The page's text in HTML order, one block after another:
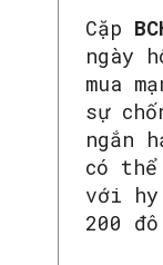
Cặp
ngày
mua
sự
ngắn
có
với hy
200